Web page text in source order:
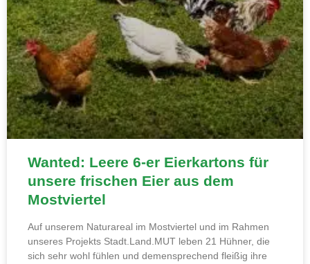
Wanted: Leere 6-er Eierkartons für
unsere frischen Eier aus dem
Mostviertel
Auf unserem Naturareal im Mostviertel und im Rahmen
unseres Projekts Stadt.Land.MUT leben 21 Hühner, die
sich sehr wohl fühlen und demensprechend fleißig ihre